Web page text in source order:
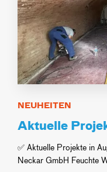
NEUHEITEN
Aktuelle
✅ Aktuelle Projekte in
Neckar GmbH Feuchte